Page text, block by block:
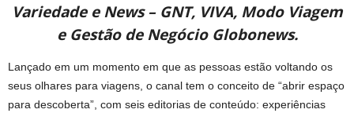
Variedade e News – GNT, VIVA, Modo Viagem
e Gestão de Negócio Globonews.
Lançado em um momento em que as pessoas estão voltando os
seus olhares para viagens, o canal tem o conceito de “abrir espaço
para descoberta”, com seis editorias de conteúdo: experiências